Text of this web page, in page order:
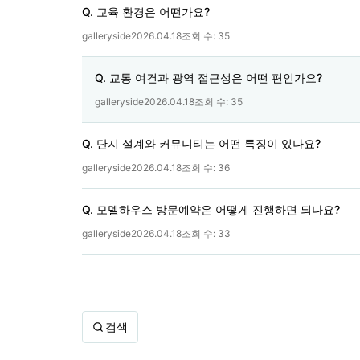
Q. 교육 환경은 어떤가요?
galleryside2026.04.18조회 수: 35
Q. 교통 여건과 광역 접근성은 어떤 편인가요?
galleryside2026.04.18조회 수: 35
Q. 단지 설계와 커뮤니티는 어떤 특징이 있나요?
galleryside2026.04.18조회 수: 36
Q. 모델하우스 방문예약은 어떻게 진행하면 되나요?
galleryside2026.04.18조회 수: 33
검색